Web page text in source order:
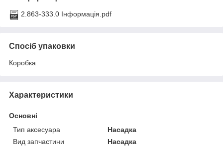
2.863-333.0 Інформація.pdf
Спосіб упаковки
Коробка
Характеристики
Основні
Тип аксесуара
Насадка
Вид запчастини
Насадка